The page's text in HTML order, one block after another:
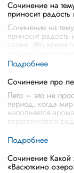
Сочинение на
приносит
Сочинение на
приносит
слова. Это время
Сочинение про
Лето – это не
период, когда мир
наполняется
переполняется
Сочинение Какой
«Васюткино